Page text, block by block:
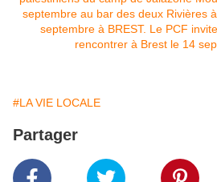
#LA VIE LOCALE
Partager